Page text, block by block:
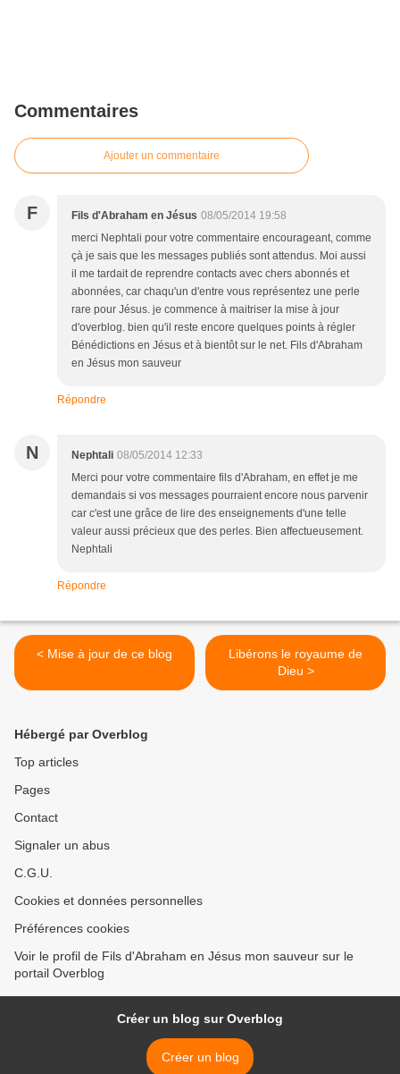
Commentaires
Ajouter un commentaire
F Fils d'Abraham en Jésus 08/05/2014 19:58
merci Nephtali pour votre commentaire encourageant, comme
çà je sais que les messages publiés sont attendus. Moi aussi
il me tardait de reprendre contacts avec chers abonnés et
abonnées, car chaqu'un d'entre vous représentez une perle
rare pour Jésus. je commence à maitriser la mise à jour
d'overblog. bien qu'il reste encore quelques points à régler
Bénédictions en Jésus et à bientôt sur le net. Fils d'Abraham
en Jésus mon sauveur
Répondre
N Nephtali 08/05/2014 12:33
Merci pour votre commentaire fils d'Abraham, en effet je me
demandais si vos messages pourraient encore nous parvenir
car c'est une grâce de lire des enseignements d'une telle
valeur aussi précieux que des perles. Bien affectueusement.
Nephtali
Répondre
< Mise à jour de ce blog
Libérons le royaume de
Dieu >
Hébergé par Overblog
Top articles
Pages
Contact
Signaler un abus
C.G.U.
Cookies et données personnelles
Préférences cookies
Voir le profil de Fils d'Abraham en Jésus mon sauveur sur le
portail Overblog
Créer un blog sur Overblog
Créer un blog